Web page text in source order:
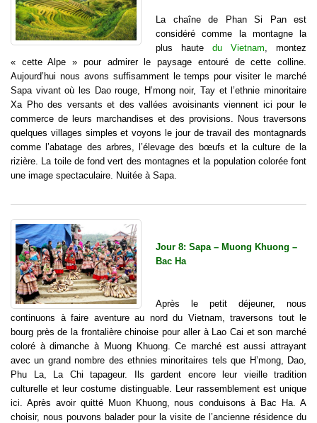
La chaîne de Phan Si Pan est
considéré comme la montagne la
plus haute du Vietnam , montez
« cette Alpe » pour admirer le paysage entouré de cette colline.
Aujourd’hui nous avons suffisamment le temps pour visiter le marché
Sapa vivant où les Dao rouge, H’mong noir, Tay et l’ethnie minoritaire
Xa Pho des versants et des vallées avoisinants viennent ici pour le
commerce de leurs marchandises et des provisions. Nous traversons
quelques villages simples et voyons le jour de travail des montagnards
comme l’abatage des arbres, l’élevage des bœufs et la culture de la
rizière. La toile de fond vert des montagnes et la population colorée font
une image spectaculaire. Nuitée à Sapa.
Jour 8: Sapa – Muong Khuong –
Bac Ha
Après le petit déjeuner, nous
continuons à faire aventure au nord du Vietnam, traversons tout le
bourg près de la frontalière chinoise pour aller à Lao Cai et son marché
coloré à dimanche à Muong Khuong. Ce marché est aussi attrayant
avec un grand nombre des ethnies minoritaires tels que H’mong, Dao,
Phu La, La Chi tapageur. Ils gardent encore leur vieille tradition
culturelle et leur costume distinguable. Leur rassemblement est unique
ici. Après avoir quitté Muon Khuong, nous conduisons à Bac Ha. A
choisir, nous pouvons balader pour la visite de l’ancienne résidence du